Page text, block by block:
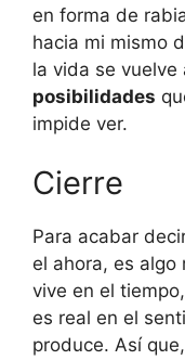
en forma de
hacia mi mismo
la vida se vuelve
posibilidades
impide ver.
Cierre
Para acabar
el ahora, es algo
vive en el
es real en el
produce. Así